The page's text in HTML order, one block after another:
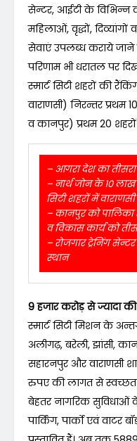
सेन्टर, आईटी के विभिन्न
महिलाओं, वृद्धों,
सेवाएं उपलब्ध कराये जाने
परिणाम भी धरातल पर
स्मार्ट सिटी शहरों की
वाराणसी) निरन्तर प्रथम
व कानपुर) प्रथम 20
– आगरा देश का तीसरा
– नार्थ जोन के 10
सिटी शहरों में
– कानपुर को
व विकास कार्य को
– रोजगार ट्रेनिंग
स्थान
9 हजार करोड़ से ज्यादा
स्मार्ट सिटी मिशन के
अलीगढ़, बरेली, झांसी,
सहारनपुर और वाराणसी
रुपए की लागत से
बेहतर नागरिक सुविधाओं के
पार्किंग, पार्को एवं वाटर